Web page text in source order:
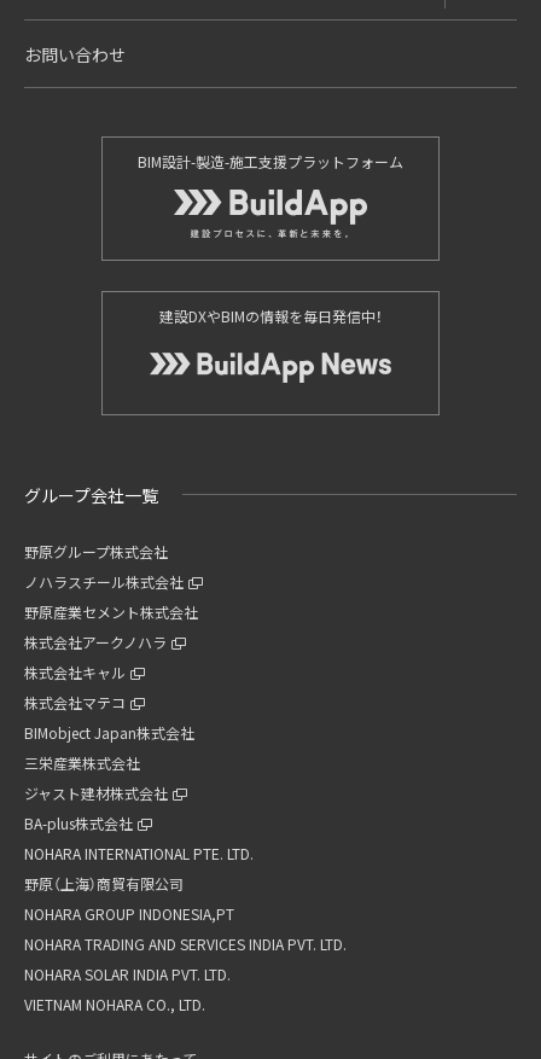
お問い合わせ
BIM設計-製造-施工支援プラットフォーム
建設DXやBIMの情報を毎日発信中！
グループ会社一覧
野原グループ株式会社
ノハラスチール株式会社
野原産業セメント株式会社
株式会社アークノハラ
株式会社キャル
株式会社マテコ
BIMobject Japan株式会社
三栄産業株式会社
ジャスト建材株式会社
BA-plus株式会社
NOHARA INTERNATIONAL PTE. LTD.
野原（上海）商貿有限公司
NOHARA GROUP INDONESIA,PT
NOHARA TRADING AND SERVICES INDIA PVT. LTD.
NOHARA SOLAR INDIA PVT. LTD.
VIETNAM NOHARA CO., LTD.